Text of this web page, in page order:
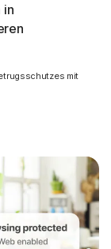
in
mit